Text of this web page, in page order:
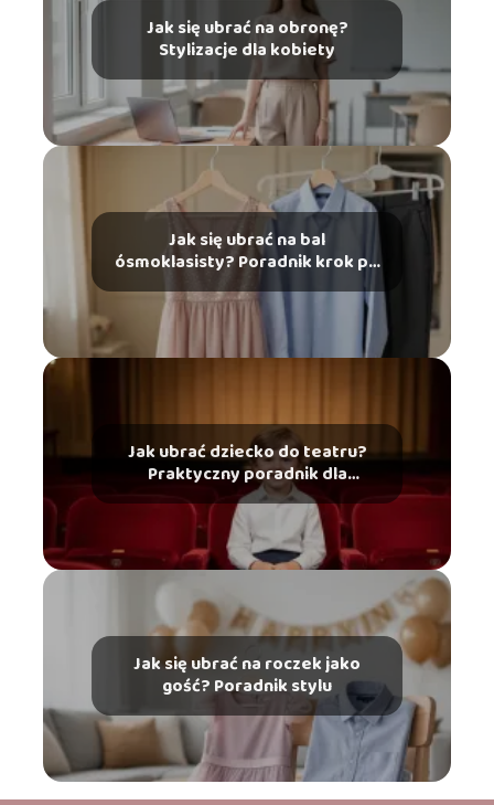
Jak się ubrać na obronę?
Stylizacje dla kobiety
Jak się ubrać na bal
ósmoklasisty? Poradnik krok po
kroku
Jak ubrać dziecko do teatru?
Praktyczny poradnik dla
rodziców
Jak się ubrać na roczek jako
gość? Poradnik stylu